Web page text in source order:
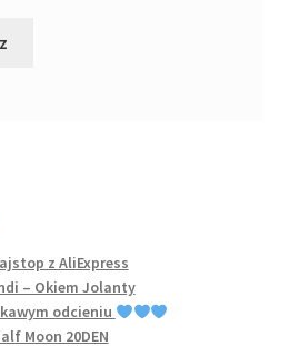
z AliExpress
– Okiem Jolanty
odcieniu
Moon 20DEN